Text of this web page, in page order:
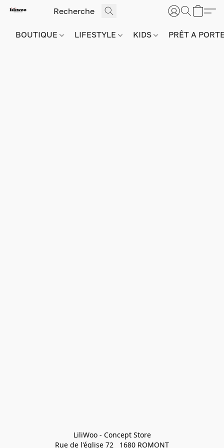
BOUTIQUE LIFESTYLE KIDS PRÊT A
LiliWoo - Concept Store
Rue de l'église 72   1680 ROMONT